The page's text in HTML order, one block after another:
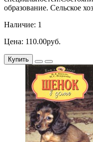
образование. Сельское
Наличие: 1
Цена: 110.00руб.
Купить